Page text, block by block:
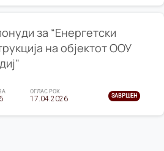
за “Енергетски
на објектот ООУ
ОГЛАС РОК
17.04.2026 ЗАВРШЕН